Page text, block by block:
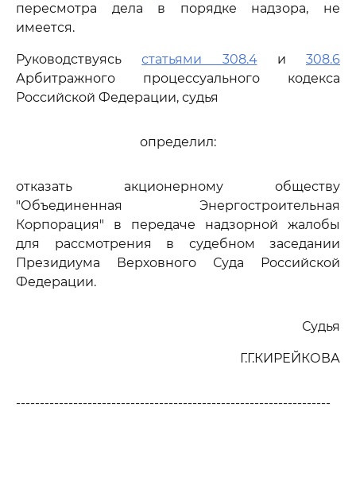
пересмотра дела в порядке надзора, не
имеется.
Руководствуясьстатьями 308.4и 308.6
Арбитражного процессуального кодекса
Российской Федерации, судья
определил:
отказать акционерному обществу
"Объединенная Энергостроительная
Корпорация" в передаче надзорной жалобы
для рассмотрения в судебном заседании
Президиума Верховного Суда Российской
Федерации.
Судья
Г.Г.КИРЕЙКОВА
------------------------------------------------------------------